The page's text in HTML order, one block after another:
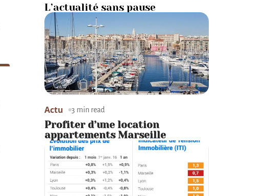
L’actualité sans pause
Actu 3 min read
Profiter d’une location
appartements Marseille